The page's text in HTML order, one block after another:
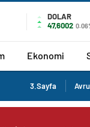
DOLAR
47,6002
Ekonomi
3.Sayfa